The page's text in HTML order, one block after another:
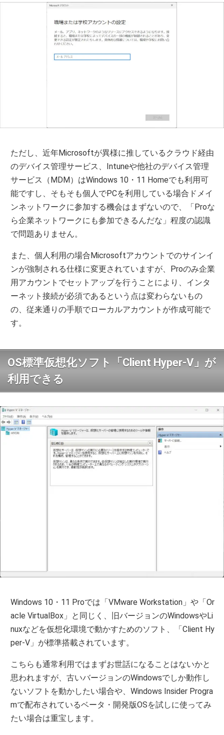
ただし、近年Microsoftが異様に推しているクラウド経由
のデバイス管理サービス、Intuneや他社のデバイス管理
サービス（MDM）はWindows 10・11 Homeでも利用可
能ですし、そもそも個人でPCを利用している場合ドメイ
ンネットワークに参加する機会はまずないので、「Proな
ら企業ネットワークにも参加できるんだな」程度の認識
で問題ありません。
また、個人利用の場合Microsoftアカウントでのサインイ
ンが強制される仕様に変更されていますが、Proのみ企業
用アカウントでセットアップを行うことにより、インタ
ーネット接続が必須であるという点は変わらないもの
の、従来通りの手順でローカルアカウントが作成可能で
す。
OS標準仮想化ソフト「Client Hyper-V」が
利用できる
Windows 10・11 Proでは「VMware Workstation」や「Or
acle VirtualBox」と同じく、旧バージョンのWindowsやLi
nuxなどを仮想化環境で動かすためのソフト、「Client Hy
per-V」が標準搭載されています。
こちらも通常利用ではまずお世話になることはないかと
思われますが、古いバージョンのWindowsでしか動作し
ないソフトを動かしたい場合や、Windows Insider Progra
mで配布されているベータ・開発版OSを試しに使ってみ
たい場合は重宝します。